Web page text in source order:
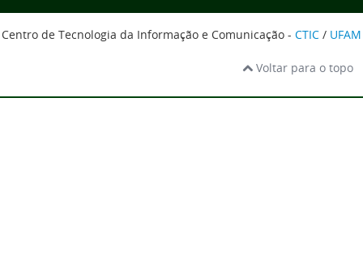
Centro de Tecnologia da Informação e Comunicação - CTIC / UFAM
Voltar para o topo